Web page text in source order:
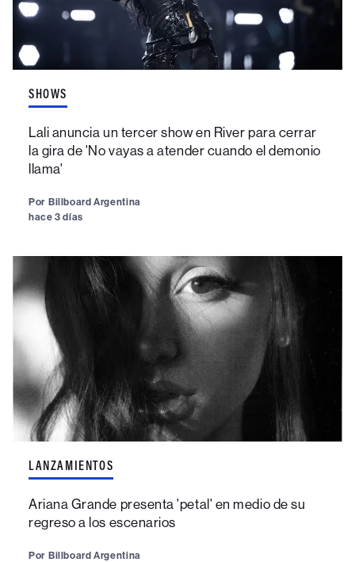
SHOWS
Lali anuncia un tercer show en River para cerrar
la gira de 'No vayas a atender cuando el demonio
llama'
Por Billboard Argentina
hace 3 días
LANZAMIENTOS
Ariana Grande presenta 'petal' en medio de su
regreso a los escenarios
Por Billboard Argentina